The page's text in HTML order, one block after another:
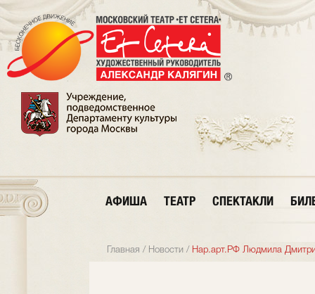
АФИША ТЕАТР СПЕКТАКЛИ
Главная / Новости / Нар.арт.РФ Людмила